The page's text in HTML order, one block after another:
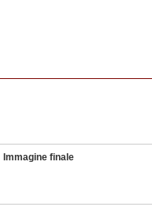
Immagine finale